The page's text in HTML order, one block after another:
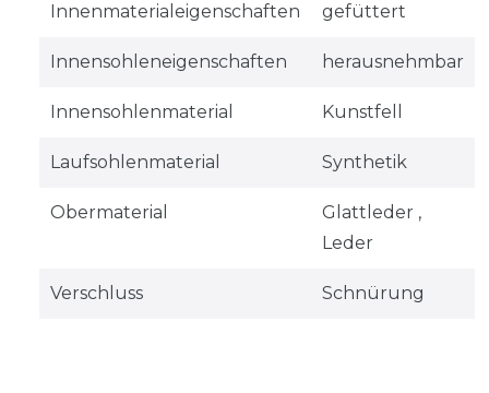
Innenmaterialeigenschaften gefüttert
Innensohleneigenschaften herausnehmbar
Innensohlenmaterial Kunstfell
Laufsohlenmaterial Synthetik
Obermaterial
Glattleder ,
Leder
Verschluss Schnürung